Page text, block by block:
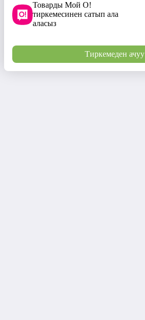
Товарды Мой О!
тиркемесинен сатып ала
аласыз
Тиркемеден ачуу